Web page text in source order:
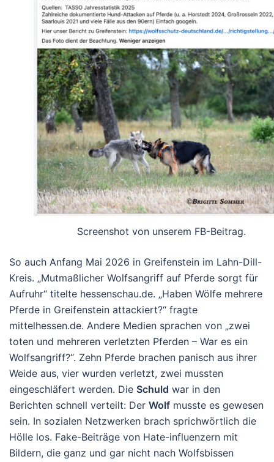
Screenshot von unserem FB-Beitrag.
So auch Anfang Mai 2026 in Greifenstein im Lahn-Dill-
Kreis. „Mutmaßlicher Wolfsangriff auf Pferde sorgt für
Aufruhr“ titelte hessenschau.de. „Haben Wölfe mehrere
Pferde in Greifenstein attackiert?“ fragte
mittelhessen.de. Andere Medien sprachen von „zwei
toten und mehreren verletzten Pferden – War es ein
Wolfsangriff?“. Zehn Pferde brachen panisch aus ihrer
Weide aus, vier wurden verletzt, zwei mussten
eingeschläfert werden. Die Schuld war in den
Berichten schnell verteilt: Der Wolf musste es gewesen
sein. In sozialen Netzwerken brach sprichwörtlich die
Hölle los. Fake-Beiträge von Hate-influenzern mit
Bildern, die ganz und gar nicht nach Wolfsbissen